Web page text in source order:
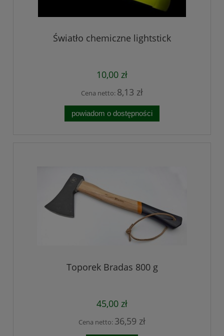
Światło chemiczne lightstick
10,00 zł
Cena netto: 8,13 zł
powiadom o dostępności
Toporek Bradas 800 g
45,00 zł
Cena netto: 36,59 zł